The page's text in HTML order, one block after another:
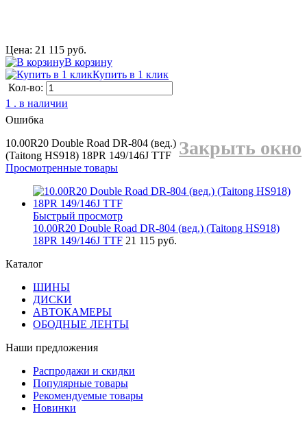
Цена: 21 115 руб.
В корзину
Купить в 1 клик
Кол-во:
1 . в наличии
Ошибка
Закрыть окно
10.00R20 Double Road DR-804 (вед.)
(Taitong HS918) 18PR 149/146J ТТF
Просмотренные товары
Быстрый просмотр
10.00R20 Double Road DR-804 (вед.) (Taitong HS918)
18PR 149/146J ТТF 21 115 руб.
Каталог
ШИНЫ
ДИСКИ
АВТОКАМЕРЫ
ОБОДНЫЕ ЛЕНТЫ
Наши предложения
Распродажи и скидки
Популярные товары
Рекомендуемые товары
Новинки